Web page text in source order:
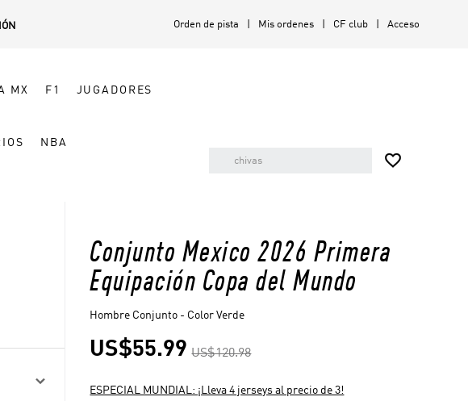
Orden de pista Mis ordenes CF club Acceso
MX F1 JUGADORES
NBA

Conjunto Mexico 2026 Primera
Equipación Copa del Mundo
Hombre Conjunto - Color Verde
US$55.99 US$120.98
ESPECIAL MUNDIAL: ¡Lleva 4 jerseys al precio de 3!
